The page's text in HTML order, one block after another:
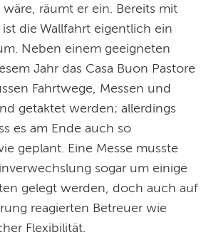
räumt er ein. Bereits mit
die Wallfahrt eigentlich ein
Neben einem geeigneten
Jahr das Casa Buon Pastore
Fahrtwege, Messen und
getaktet werden; allerdings
es am Ende auch so
geplant. Eine Messe musste
sogar um einige
gelegt werden, doch auch auf
reagierten Betreuer wie
Flexibilität.